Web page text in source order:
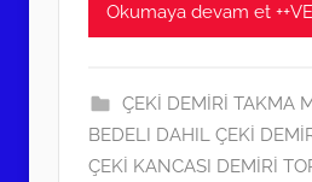
0
2
t
a
Okumaya devam et
ÇEKİ DEMİRİ TAKMA
BEDELI DAHIL ÇEKİ
ÇEKİ KANCASI DEMİRİ